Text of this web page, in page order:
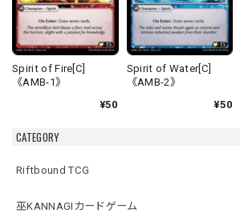
CATEGORY
Riftbound TCG
巫KANNAGIカードゲーム
Spirit of Fire[C]
《AMB-1》
¥50
Spirit of Water[C]
《AMB-2》
¥50